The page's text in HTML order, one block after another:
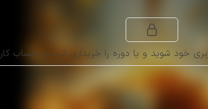
خود شوید و یا دوره را خریداری کرده و حساب